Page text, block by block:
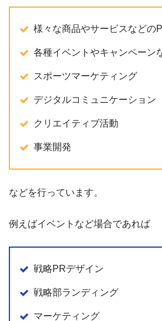
様々な商品やサービスなどの
各種イベントやキャンペーン
スポーツマーケティング
デジタルコミュニケーション
クリエイティブ活動
事業開発
などを行っています。
例えばイベントなど場合であれば
戦略PRデザイン
戦略部ランディング
マーケティング